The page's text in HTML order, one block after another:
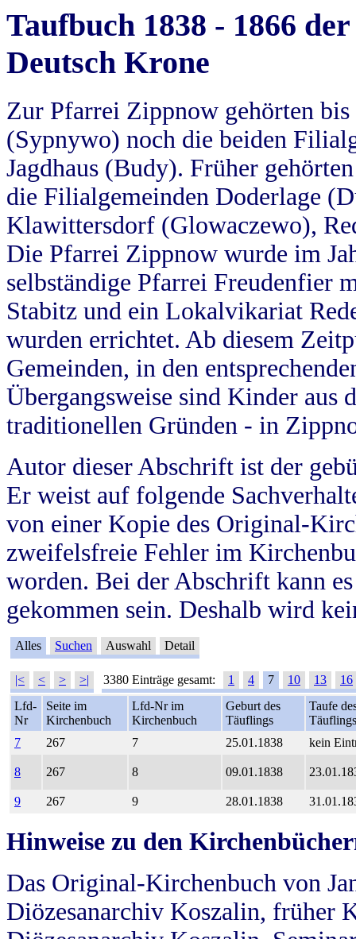
Taufbuch 1838 - 1866
Deutsch Krone
Zur Pfarrei Zippnow gehörten
(Sypnywo) noch die beiden
Jagdhaus (Budy). Früher
die Filialgemeinden Doderlage
Klawittersdorf (Glowaczewo),
Die Pfarrei Zippnow wurde im
selbständige Pfarrei Freudenfier
Stabitz und ein Lokalvikariat
wurden errichtet. Ab diesem
Gemeinden, in den
Übergangsweise sind Kinder aus
traditionellen Gründen - in
Autor dieser Abschrift ist der
Er weist auf folgende
von einer Kopie des Original-
zweifelsfreie Fehler im
worden. Bei der Abschrift kann
gekommen sein. Deshalb wird
Alles Suchen Auswahl Detail
|< < > >| 3380 Einträge gesamt: 1 4 7 10 13
16
Lfd-
Nr
Seite im
Kirchenbuch
Lfd-Nr im
Kirchenbuch
Geburt des
Täuflings
Taufe
Täuflings
7
267 7 25.01.1838 kein
8 267 8 09.01.1838
9 267 9 28.01.1838
Hinweise zu den
Das Original-Kirchenbuch von
Diözesanarchiv Koszalin, früher